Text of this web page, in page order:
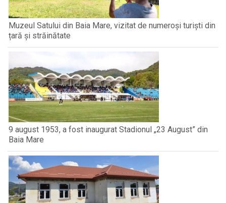
Muzeul Satului din Baia Mare, vizitat de numeroși turiști din
țară și străinătate
9 august 1953, a fost inaugurat Stadionul „23 August” din
Baia Mare